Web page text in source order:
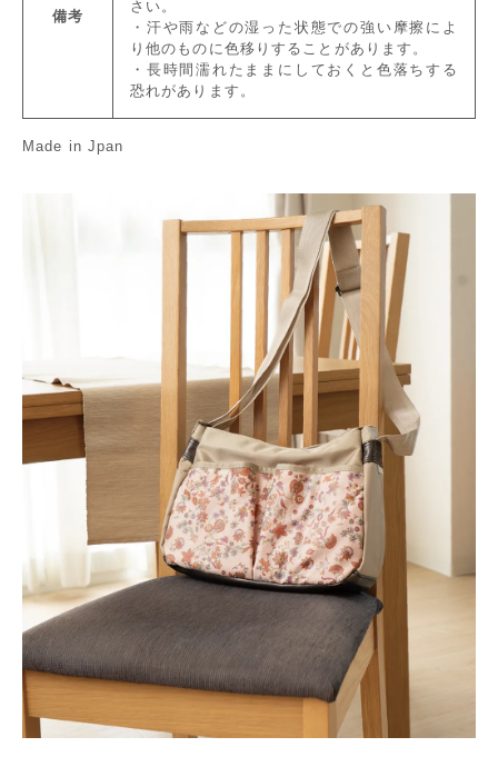
備考
さい。
・汗や雨などの湿った状態での強い摩擦によ
り他のものに色移りすることがあります。
・長時間濡れたままにしておくと色落ちする
恐れがあります。
Made in Jpan